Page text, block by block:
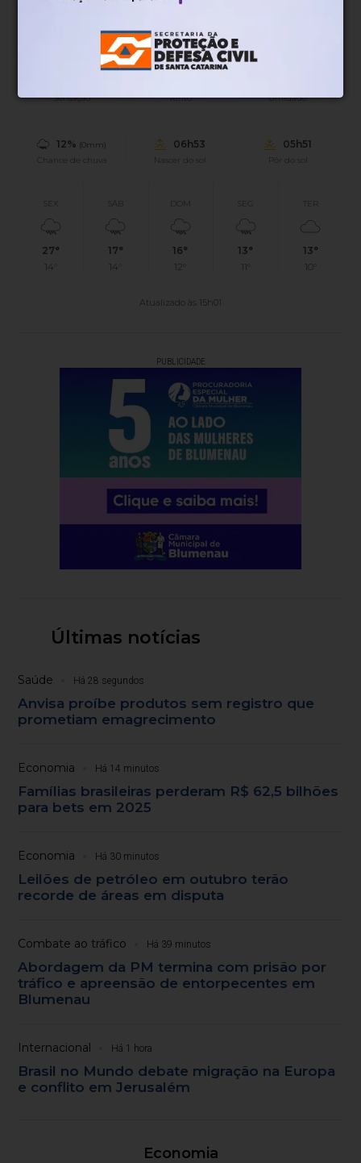
22°
Mín. 19°
Sensação Vento Umidade
12% (0mm)
Chance de chuva
06h53
Nascer do sol
05h51
Pôr do sol
SEX
27°
14°
SÁB
17°
14°
DOM
16°
12°
SEG
13°
11°
TER
13°
10°
Atualizado às 15h01
PUBLICIDADE
Últimas notícias
Saúde Há 28 segundos
Anvisa proíbe produtos sem registro que
prometiam emagrecimento
Economia Há 14 minutos
Famílias brasileiras perderam R$ 62,5 bilhões
para bets em 2025
Economia Há 30 minutos
Leilões de petróleo em outubro terão
recorde de áreas em disputa
Combate ao tráfico Há 39 minutos
Abordagem da PM termina com prisão por
tráfico e apreensão de entorpecentes em
Blumenau
Internacional Há 1 hora
Brasil no Mundo debate migração na Europa
e conflito em Jerusalém
Economia